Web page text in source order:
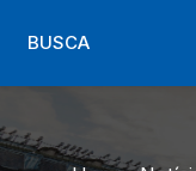
BUSCA